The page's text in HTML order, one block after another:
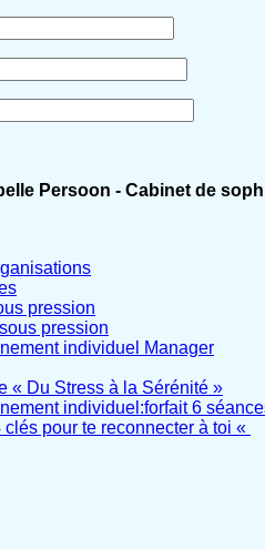
Persoon - Cabinet de
pression
pression
individuel Manager
« Du Stress à la Sérénité »
individuel:forfait 6
clés pour te reconnecter à toi «